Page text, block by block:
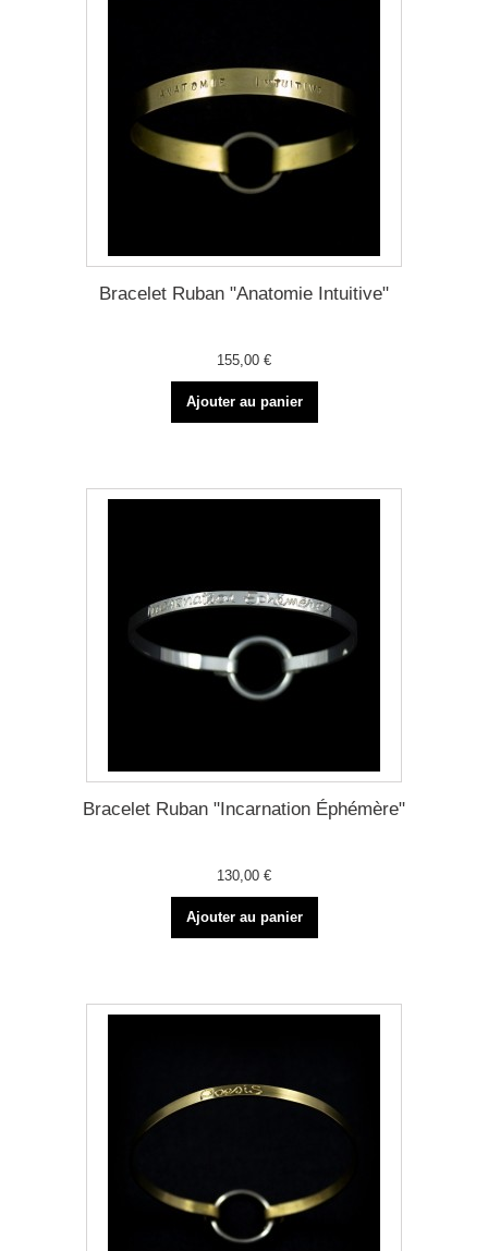
Bracelet Ruban "Anatomie Intuitive"
155,00 €
Ajouter au panier
Bracelet Ruban "Incarnation Éphémère"
130,00 €
Ajouter au panier